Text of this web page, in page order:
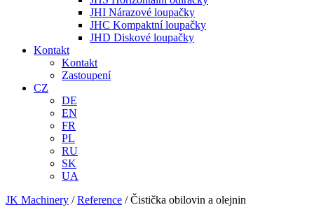
JHI Nárazové loupačky
JHC Kompaktní loupačky
JHD Diskové loupačky
Kontakt
Kontakt
Zastoupení
CZ
DE
EN
FR
PL
RU
SK
UA
JK Machinery /Reference /Čistička obilovin a olejnin